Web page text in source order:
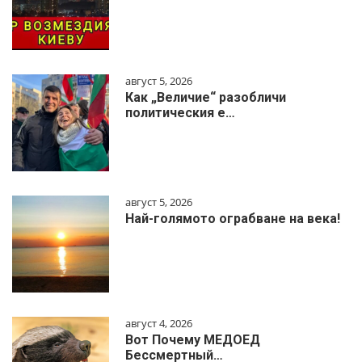
август 5, 2026
Как „Величие“ разобличи
политическия е…
август 5, 2026
Най-голямото ограбване на века!
август 4, 2026
Вот Почему МЕДОЕД
Бессмертный…